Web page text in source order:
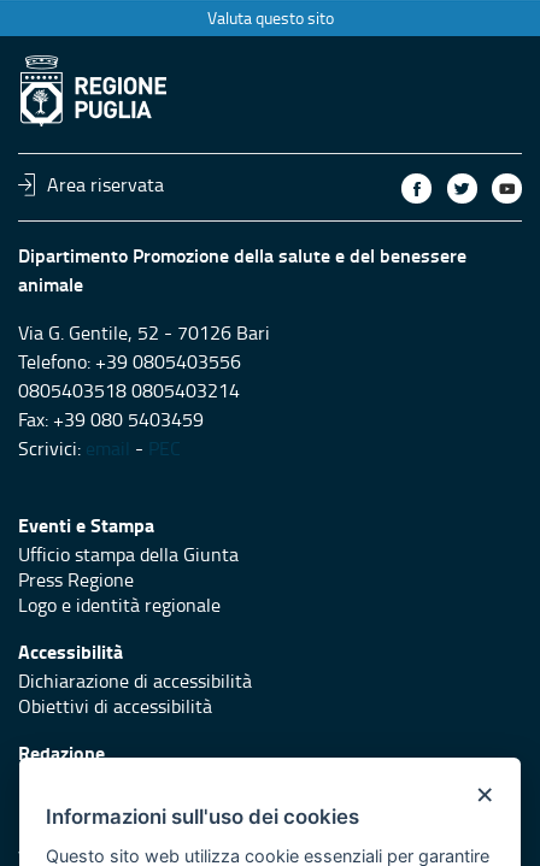
Valuta questo sito
Area riservata
Dipartimento Promozione della salute e del benessere
animale
Via G. Gentile, 52 - 70126 Bari
Telefono: +39 0805403556
0805403518 0805403214
Fax: +39 080 5403459
Scrivici: email - PEC
Eventi e Stampa
Ufficio stampa della Giunta
Press Regione
Logo e identità regionale
Accessibilità
Dichiarazione di accessibilità
Obiettivi di accessibilità
Redazione
Protezione civile
Vai al sito di Protezione Civile Puglia
×
Informazioni sull'uso dei cookies
Questo sito web utilizza cookie essenziali per garantire